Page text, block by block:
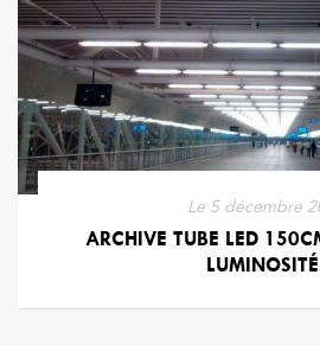
ARCHIVE TUBE LED
Le 5 décembre